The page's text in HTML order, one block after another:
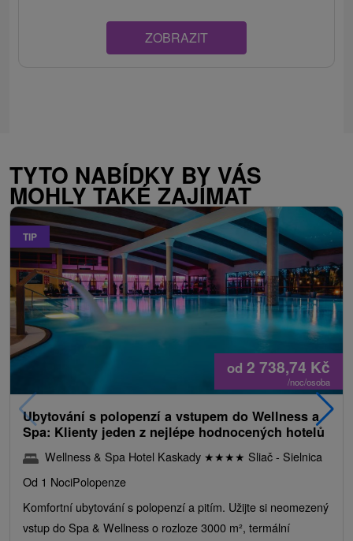
ZOBRAZIT
TYTO NABÍDKY BY VÁS
MOHLY TAKÉ ZAJÍMAT
TIP
od 2 738,74 Kč
/noc/osoba
Ubytování s polopenzí a vstupem do Wellness a
Spa: Klienty jeden z nejlépe hodnocených hotelů
Wellness & Spa Hotel Kaskady ★★★★ Sliač - Sielnica
Od 1 NociPolopenze
Komfortní ubytování s polopenzí a pitím. Užijte si neomezený
vstup do Spa & Wellness o rozloze 3000 m², termální